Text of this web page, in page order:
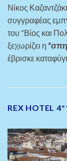
Νίκος
συγγραφέας
του “Βίος και
ξεχωρίζει η
έβρισκε
REX HOTEL